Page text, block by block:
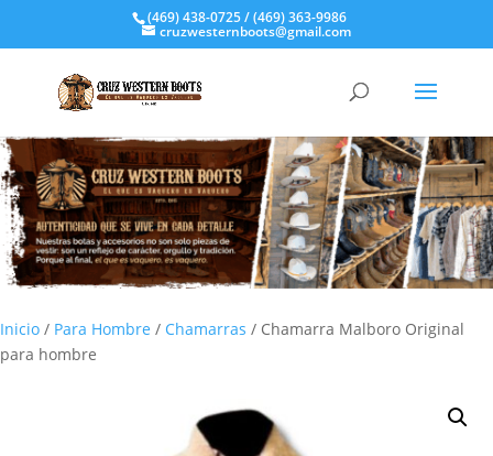
(469) 438-0725 / (469) 363-9986
cruzwesternboots@gmail.com
Inicio / Para Hombre / Chamarras / Chamarra Malboro Original
para hombre